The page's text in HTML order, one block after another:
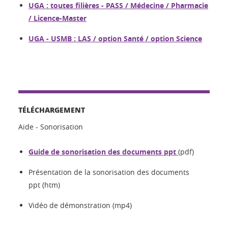
UGA : toutes filières - PASS / Médecine / Pharmacie
/ Licence-Master
UGA - USMB : LAS / option Santé / option Science
TÉLÉCHARGEMENT
Aide - Sonorisation
Guide de sonorisation des documents ppt (pdf)
Présentation de la sonorisation des documents
ppt (htm)
Vidéo de démonstration (mp4)